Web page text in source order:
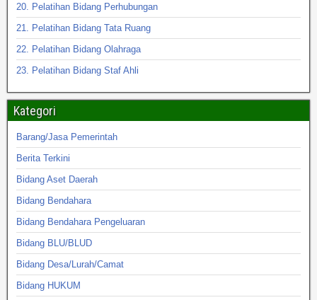
20. Pelatihan Bidang Perhubungan
21. Pelatihan Bidang Tata Ruang
22. Pelatihan Bidang Olahraga
23. Pelatihan Bidang Staf Ahli
Kategori
Barang/Jasa Pemerintah
Berita Terkini
Bidang Aset Daerah
Bidang Bendahara
Bidang Bendahara Pengeluaran
Bidang BLU/BLUD
Bidang Desa/Lurah/Camat
Bidang HUKUM